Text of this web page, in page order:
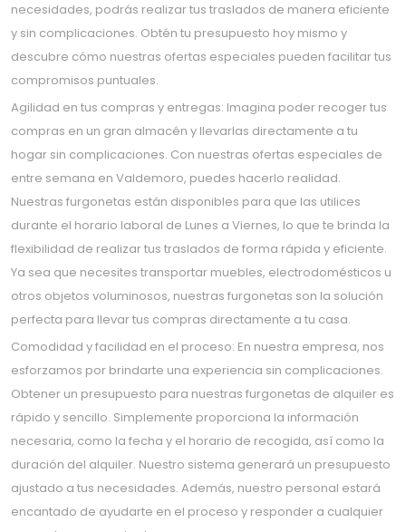
necesidades, podrás realizar tus traslados de manera eficiente
y sin complicaciones. Obtén tu presupuesto hoy mismo y
descubre cómo nuestras ofertas especiales pueden facilitar tus
compromisos puntuales.
Agilidad en tus compras y entregas: Imagina poder recoger tus
compras en un gran almacén y llevarlas directamente a tu
hogar sin complicaciones. Con nuestras ofertas especiales de
entre semana en Valdemoro, puedes hacerlo realidad.
Nuestras furgonetas están disponibles para que las utilices
durante el horario laboral de Lunes a Viernes, lo que te brinda la
flexibilidad de realizar tus traslados de forma rápida y eficiente.
Ya sea que necesites transportar muebles, electrodomésticos u
otros objetos voluminosos, nuestras furgonetas son la solución
perfecta para llevar tus compras directamente a tu casa.
Comodidad y facilidad en el proceso: En nuestra empresa, nos
esforzamos por brindarte una experiencia sin complicaciones.
Obtener un presupuesto para nuestras furgonetas de alquiler es
rápido y sencillo. Simplemente proporciona la información
necesaria, como la fecha y el horario de recogida, así como la
duración del alquiler. Nuestro sistema generará un presupuesto
ajustado a tus necesidades. Además, nuestro personal estará
encantado de ayudarte en el proceso y responder a cualquier